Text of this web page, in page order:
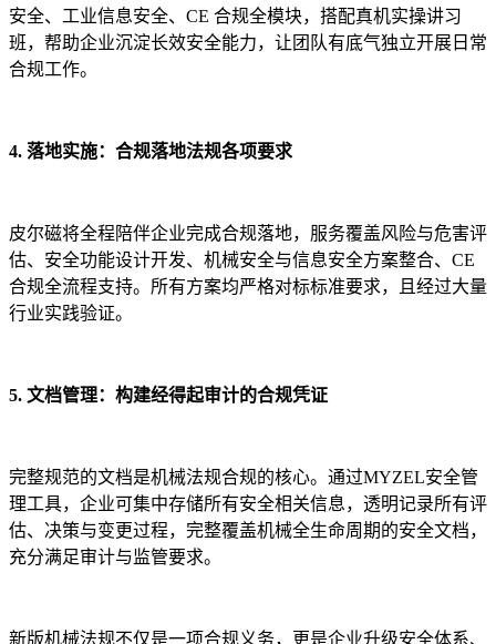
安全、工业信息安全、CE 合规全模块，搭配真机实操讲习
班，帮助企业沉淀长效安全能力，让团队有底气独立开展日常
合规工作。
4. 落地实施：合规落地法规各项要求
皮尔磁将全程陪伴企业完成合规落地，服务覆盖风险与危害评
估、安全功能设计开发、机械安全与信息安全方案整合、CE
合规全流程支持。所有方案均严格对标标准要求，且经过大量
行业实践验证。
5. 文档管理：构建经得起审计的合规凭证
完整规范的文档是机械法规合规的核心。通过MYZEL安全管
理工具，企业可集中存储所有安全相关信息，透明记录所有评
估、决策与变更过程，完整覆盖机械全生命周期的安全文档，
充分满足审计与监管要求。
新版机械法规不仅是一项合规义务，更是企业升级安全体系、